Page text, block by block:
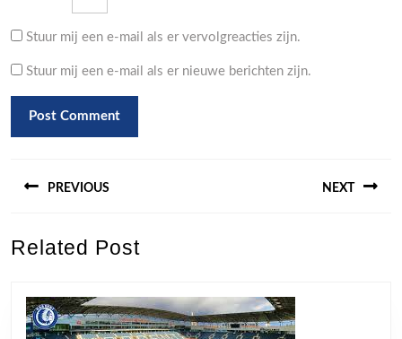
Stuur mij een e-mail als er vervolgreacties zijn.
Stuur mij een e-mail als er nieuwe berichten zijn.
PREVIOUS
post:
NEXT
Related Post